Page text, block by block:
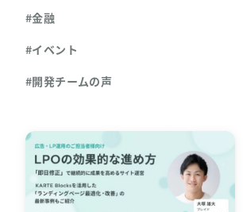
#金融
#イベント
#開発チームの声